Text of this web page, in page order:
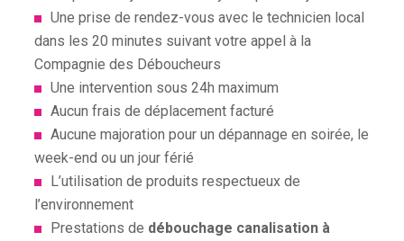
Une prise de rendez-vous avec le technicien local
dans les 20 minutes suivant votre appel à la
Compagnie des Déboucheurs
Une intervention sous 24h maximum
Aucun frais de déplacement facturé
Aucune majoration pour un dépannage en soirée, le
week-end ou un jour férié
L’utilisation de produits respectueux de
l’environnement
Prestations de débouchage canalisation à